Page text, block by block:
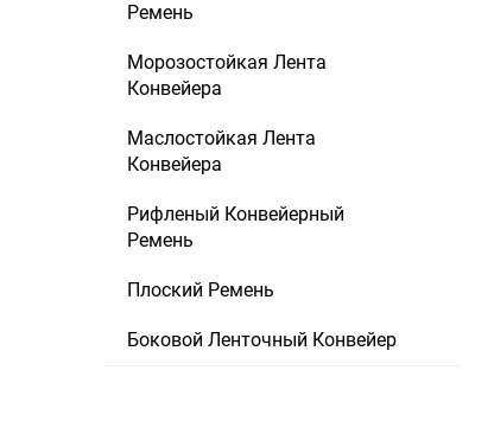
Ремень
Морозостойкая Лента
Конвейера
Маслостойкая Лента
Конвейера
Рифленый Конвейерный
Ремень
Плоский Ремень
Боковой Ленточный Конвейер